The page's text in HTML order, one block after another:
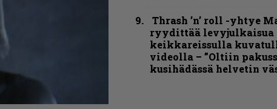
Thrash ’n’ roll -yhtye
ryydittää levyjulkaisua
keikkareissulla
videolla – ”Oltiin
kusihädässä helvetin